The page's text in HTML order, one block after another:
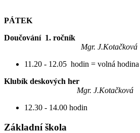
PÁTEK
Doučování
Mgr. J.Kotačková
11.20 - 12.05 hodin = volná hodina
Klubík
Mgr. J.Kotačková
12.30 - 14.00 hodin
Základní škola